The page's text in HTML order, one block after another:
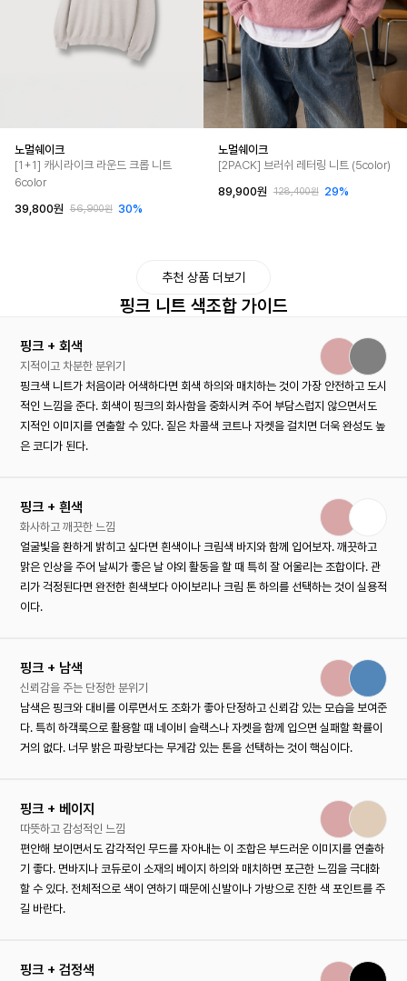
노멀쉐이크
[1+1] 캐시라이크 라운드 크롭 니트
6color
39,800원
56,900원 30%
노멀쉐이크
[2PACK] 브러쉬 레터링 니트 (5color)
89,900원
128,400원 29%
추천 상품 더보기
핑크 니트 색조합 가이드
핑크 + 회색
지적이고 차분한 분위기
핑크색 니트가 처음이라 어색하다면 회색 하의와 매치하는 것이 가장 안전하고 도시
적인 느낌을 준다. 회색이 핑크의 화사함을 중화시켜 주어 부담스럽지 않으면서도
지적인 이미지를 연출할 수 있다. 짙은 차콜색 코트나 자켓을 걸치면 더욱 완성도 높
은 코디가 된다.
핑크 + 흰색
화사하고 깨끗한 느낌
얼굴빛을 환하게 밝히고 싶다면 흰색이나 크림색 바지와 함께 입어보자. 깨끗하고
맑은 인상을 주어 날씨가 좋은 날 야외 활동을 할 때 특히 잘 어울리는 조합이다. 관
리가 걱정된다면 완전한 흰색보다 아이보리나 크림 톤 하의를 선택하는 것이 실용적
이다.
핑크 + 남색
신뢰감을 주는 단정한 분위기
남색은 핑크와 대비를 이루면서도 조화가 좋아 단정하고 신뢰감 있는 모습을 보여준
다. 특히 하객룩으로 활용할 때 네이비 슬랙스나 자켓을 함께 입으면 실패할 확률이
거의 없다. 너무 밝은 파랑보다는 무게감 있는 톤을 선택하는 것이 핵심이다.
핑크 + 베이지
따뜻하고 감성적인 느낌
편안해 보이면서도 감각적인 무드를 자아내는 이 조합은 부드러운 이미지를 연출하
기 좋다. 면바지나 코듀로이 소재의 베이지 하의와 매치하면 포근한 느낌을 극대화
할 수 있다. 전체적으로 색이 연하기 때문에 신발이나 가방으로 진한 색 포인트를 주
길 바란다.
핑크 + 검정색